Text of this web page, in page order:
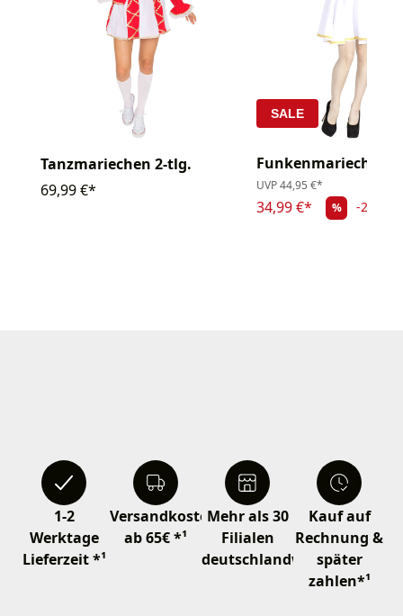
Tanzmariechen 2-tlg.
69,99 €*
SALE
Funkenmariechen
UVP44,95 €*
34,99 €* % -22.16%
1-2
Werktage
Lieferzeit *¹
Versandkostenfrei
ab 65€ *¹
Mehr als 30
Filialen
deutschlandweit
Kauf auf
Rechnung &
später
zahlen*¹